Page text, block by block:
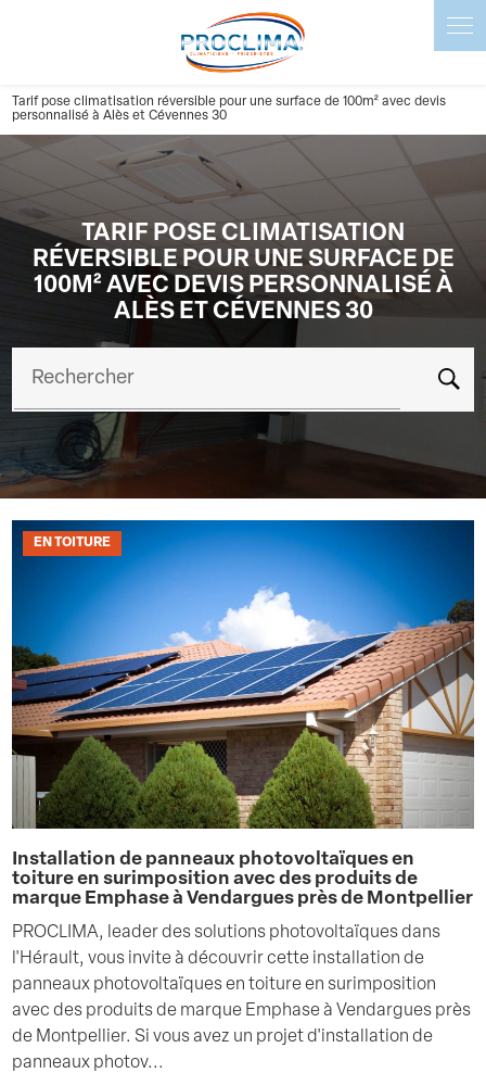
Tarif pose climatisation réversible pour une surface de 100m² avec devis
personnalisé à Alès et Cévennes 30
TARIF POSE CLIMATISATION
RÉVERSIBLE POUR UNE SURFACE DE
100M² AVEC DEVIS PERSONNALISÉ À
ALÈS ET CÉVENNES 30
Rechercher
EN TOITURE
Installation de panneaux photovoltaïques en
toiture en surimposition avec des produits de
marque Emphase à Vendargues près de Montpellier
PROCLIMA, leader des solutions photovoltaïques dans
l'Hérault, vous invite à découvrir cette installation de
panneaux photovoltaïques en toiture en surimposition
avec des produits de marque Emphase à Vendargues près
de Montpellier. Si vous avez un projet d'installation de
panneaux photov...
Panneau de gestion des cookies